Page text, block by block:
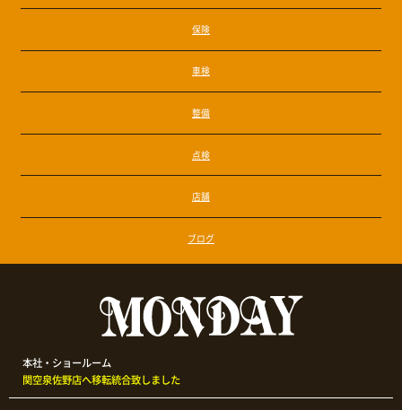
保険
車検
整備
点検
店舗
ブログ
本社・ショールーム
関空泉佐野店へ移転統合致しました